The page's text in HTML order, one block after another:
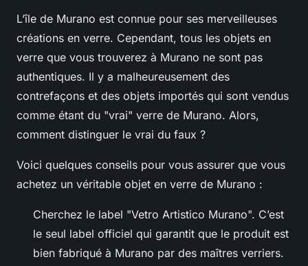
L’île de Murano est connue pour ses merveilleuses
créations en verre. Cependant, tous les objets en
verre que vous trouverez à Murano ne sont pas
authentiques. Il y a malheureusement des
contrefaçons et des objets importés qui sont vendus
comme étant du "vrai" verre de Murano. Alors,
comment distinguer le vrai du faux ?
Voici quelques conseils pour vous assurer que vous
achetez un véritable objet en verre de Murano :
Cherchez le label "Vetro Artistico Murano". C’est
le seul label officiel qui garantit que le produit est
bien fabriqué à Murano par des maîtres verriers.